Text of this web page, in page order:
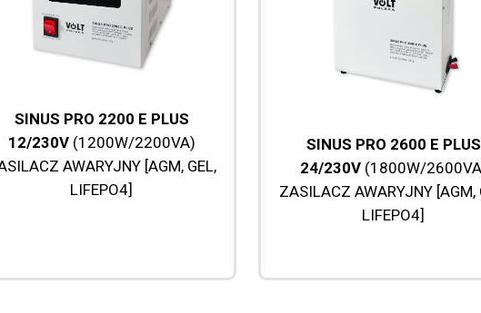
SINUS PRO 2200 E PLUS
12/230V(1200W/2200VA)
AWARYJNY [AGM, GEL,
LIFEPO4]
SINUS PRO 2600 E PLUS
24/230V(1800W/
ZASILACZ AWARYJNY [AGM,
LIFEPO4]